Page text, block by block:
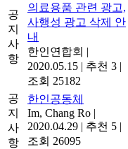
공
지
사
항
의료용품 관련 광고,
사행성 광고 삭제 안
내
한인연합회 |
2020.05.15 | 추천 3 |
조회 25182
공
지
사
항
한인공동체
Im, Chang Ro |
2020.04.29 | 추천 5 |
조회 26095